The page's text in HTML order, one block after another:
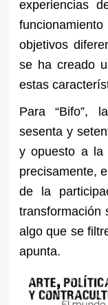
experiencias
objetivos
se ha creado
estas
Para “Bifo”,
sesenta y
y opuesto a la
precisamente,
de la
transformación
algo que se
apunta.